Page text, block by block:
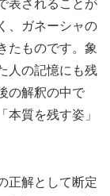
表されることが
、ガネーシャの
たものです。象
人の記憶にも残
の解釈の中で
本質を残す姿」
正解として断定